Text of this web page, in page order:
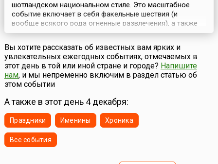
шотландском национальном стиле. Это масштабное
событие включает в себя факельные шествия (и
вообще всякого рода огненные развлечения), а также
разные вечеринки, представления и аттракционы. Самые
значительные хогманайские мероприятия проходят на
улицах Эдинбурга и Глазго и продолжаются, как
правило, два дня. Этимология слова Hogmanay не
совсем ясна. ...
Вы хотите рассказать об известных вам ярких и
увлекательных ежегодных событиях, отмечаемых в
этот день в той или иной стране и городе? Напишите
нам, и мы непременно включим в раздел статью об
этом событии
А также в этот день 4 декабря:
Праздники Именины Хроника
Все события